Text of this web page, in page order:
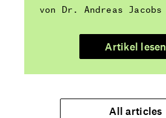
von Dr. Andreas Jacobs
Artikel lesen
All articles